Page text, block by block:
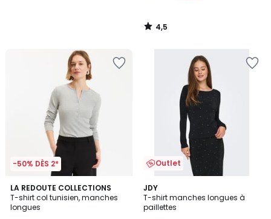
4,5
/
-50% DÈS 2*
LA REDOUTE COLLECTIONS
T-shirt col tunisien, manches
longues
4,5
/ 5
3
Couleurs
Outlet
JDY
T-shirt manches longues à
paillettes
4
/
5